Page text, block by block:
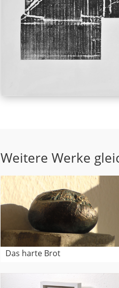
Weitere Werke
Das harte Brot